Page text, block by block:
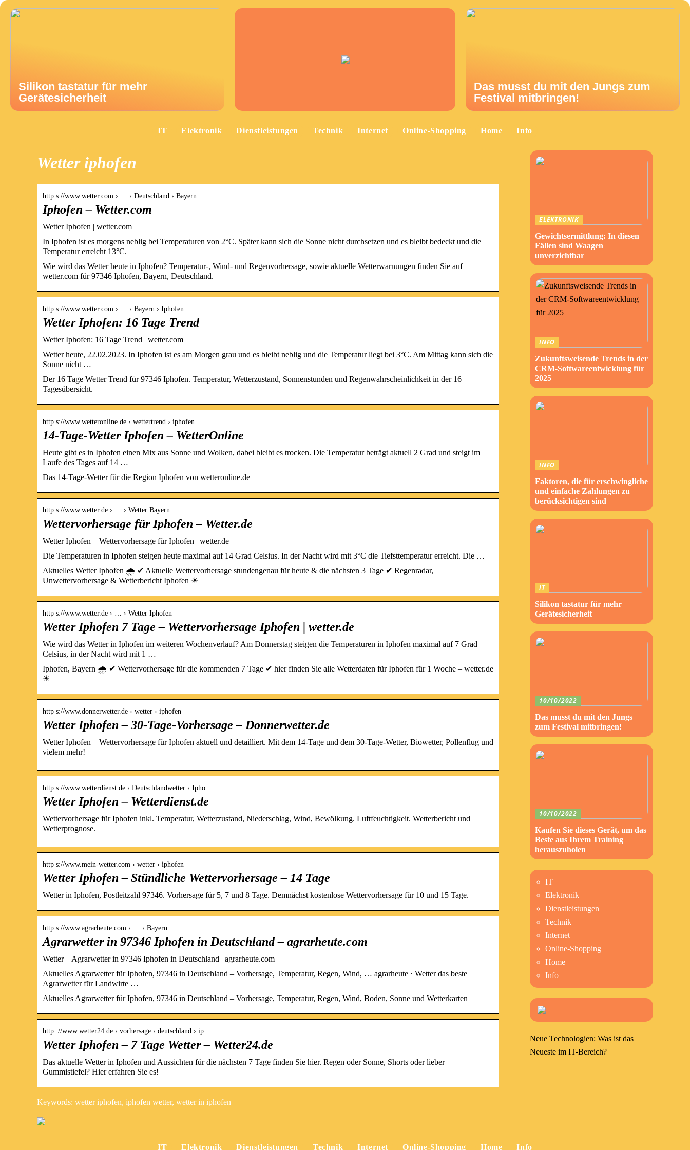
Silikon tastatur für mehr
Gerätesicherheit
Das musst du mit den Jungs zum
Festival mitbringen!
IT Elektronik Dienstleistungen Technik Internet Online-Shopping Home Info
Wetter iphofen
http s://www.wetter.com › … › Deutschland › Bayern
Iphofen – Wetter.com
Wetter Iphofen | wetter.com
In Iphofen ist es morgens neblig bei Temperaturen von 2°C. Später kann sich die Sonne nicht durchsetzen und es bleibt bedeckt und die
Temperatur erreicht 13°C.
Wie wird das Wetter heute in Iphofen? Temperatur-, Wind- und Regenvorhersage, sowie aktuelle Wetterwarnungen finden Sie auf
wetter.com für 97346 Iphofen, Bayern, Deutschland.
http s://www.wetter.com › … › Bayern › Iphofen
Wetter Iphofen: 16 Tage Trend
Wetter Iphofen: 16 Tage Trend | wetter.com
Wetter heute, 22.02.2023. In Iphofen ist es am Morgen grau und es bleibt neblig und die Temperatur liegt bei 3°C. Am Mittag kann sich die
Sonne nicht …
Der 16 Tage Wetter Trend für 97346 Iphofen. Temperatur, Wetterzustand, Sonnenstunden und Regenwahrscheinlichkeit in der 16
Tagesübersicht.
http s://www.wetteronline.de › wettertrend › iphofen
14-Tage-Wetter Iphofen – WetterOnline
Heute gibt es in Iphofen einen Mix aus Sonne und Wolken, dabei bleibt es trocken. Die Temperatur beträgt aktuell 2 Grad und steigt im
Laufe des Tages auf 14 …
Das 14-Tage-Wetter für die Region Iphofen von wetteronline.de
http s://www.wetter.de › … › Wetter Bayern
Wettervorhersage für Iphofen – Wetter.de
Wetter Iphofen – Wettervorhersage für Iphofen | wetter.de
Die Temperaturen in Iphofen steigen heute maximal auf 14 Grad Celsius. In der Nacht wird mit 3°C die Tiefsttemperatur erreicht. Die …
Aktuelles Wetter Iphofen 🌧️ ✔ Aktuelle Wettervorhersage stundengenau für heute & die nächsten 3 Tage ✔ Regenradar,
Unwettervorhersage & Wetterbericht Iphofen ☀
http s://www.wetter.de › … › Wetter Iphofen
Wetter Iphofen 7 Tage – Wettervorhersage Iphofen | wetter.de
Wie wird das Wetter in Iphofen im weiteren Wochenverlauf? Am Donnerstag steigen die Temperaturen in Iphofen maximal auf 7 Grad
Celsius, in der Nacht wird mit 1 …
Iphofen, Bayern 🌧️ ✔ Wettervorhersage für die kommenden 7 Tage ✔ hier finden Sie alle Wetterdaten für Iphofen für 1 Woche – wetter.de
☀
http s://www.donnerwetter.de › wetter › iphofen
Wetter Iphofen – 30-Tage-Vorhersage – Donnerwetter.de
Wetter Iphofen – Wettervorhersage für Iphofen aktuell und detailliert. Mit dem 14-Tage und dem 30-Tage-Wetter, Biowetter, Pollenflug und
vielem mehr!
http s://www.wetterdienst.de › Deutschlandwetter › Ipho…
Wetter Iphofen – Wetterdienst.de
Wettervorhersage für Iphofen inkl. Temperatur, Wetterzustand, Niederschlag, Wind, Bewölkung. Luftfeuchtigkeit. Wetterbericht und
Wetterprognose.
http s://www.mein-wetter.com › wetter › iphofen
Wetter Iphofen – Stündliche Wettervorhersage – 14 Tage
Wetter in Iphofen, Postleitzahl 97346. Vorhersage für 5, 7 und 8 Tage. Demnächst kostenlose Wettervorhersage für 10 und 15 Tage.
http s://www.agrarheute.com › … › Bayern
Agrarwetter in 97346 Iphofen in Deutschland – agrarheute.com
Wetter – Agrarwetter in 97346 Iphofen in Deutschland | agrarheute.com
Aktuelles Agrarwetter für Iphofen, 97346 in Deutschland – Vorhersage, Temperatur, Regen, Wind, … agrarheute · Wetter das beste
Agrarwetter für Landwirte …
Aktuelles Agrarwetter für Iphofen, 97346 in Deutschland – Vorhersage, Temperatur, Regen, Wind, Boden, Sonne und Wetterkarten
http ://www.wetter24.de › vorhersage › deutschland › ip…
Wetter Iphofen – 7 Tage Wetter – Wetter24.de
Das aktuelle Wetter in Iphofen und Aussichten für die nächsten 7 Tage finden Sie hier. Regen oder Sonne, Shorts oder lieber
Gummistiefel? Hier erfahren Sie es!
Keywords: wetter iphofen, iphofen wetter, wetter in iphofen
ELEKTRONIK
Gewichtsermittlung: In diesen
Fällen sind Waagen
unverzichtbar
INFO
Zukunftsweisende Trends in der
CRM-Softwareentwicklung für
2025
INFO
Faktoren, die für erschwingliche
und einfache Zahlungen zu
berücksichtigen sind
IT
Silikon tastatur für mehr
Gerätesicherheit
10/10/2022
Das musst du mit den Jungs
zum Festival mitbringen!
10/10/2022
Kaufen Sie dieses Gerät, um das
Beste aus Ihrem Training
herauszuholen
IT
Elektronik
Dienstleistungen
Technik
Internet
Online-Shopping
Home
Info
Neue Technologien: Was ist das
Neueste im IT-Bereich?
IT Elektronik Dienstleistungen Technik Internet Online-Shopping Home Info